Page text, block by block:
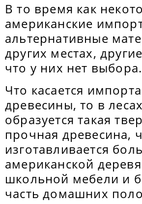
В то время как
американские
альтернативные
других местах,
что у них нет выбора.
Что касается импорта
древесины, то в
образуется такая
прочная древесина,
изготавливается
американской
школьной мебели и
часть домашних